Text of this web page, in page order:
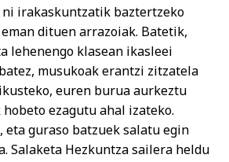
irakaskuntzatik baztertzeko
dituen arrazoiak. Batetik,
lehenengo klasean ikasleei
musukoak erantzi zitzatela
euren burua aurkeztu
ezagutu ahal izateko.
guraso batzuek salatu egin
Salaketa Hezkuntza sailera heldu